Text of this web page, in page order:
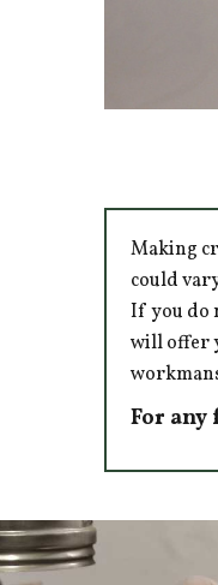
Making
could
If you do
will offer
For